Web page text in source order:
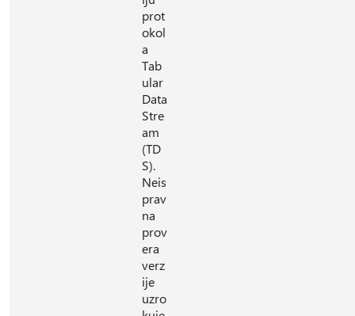
prot
okol
a
Tab
ular
Data
Stre
am
(TD
S).
Neis
prav
na
prov
era
verz
ije
uzro